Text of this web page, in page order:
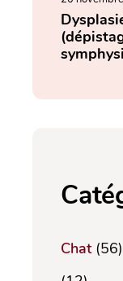
Chat(56)